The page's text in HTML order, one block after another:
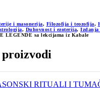
i masonerija, Filozofija i teozofija,
, Duhovnost i ezoterija, Izdanja
LEGENDE sa lekcijama iz Kabale
proizvodi